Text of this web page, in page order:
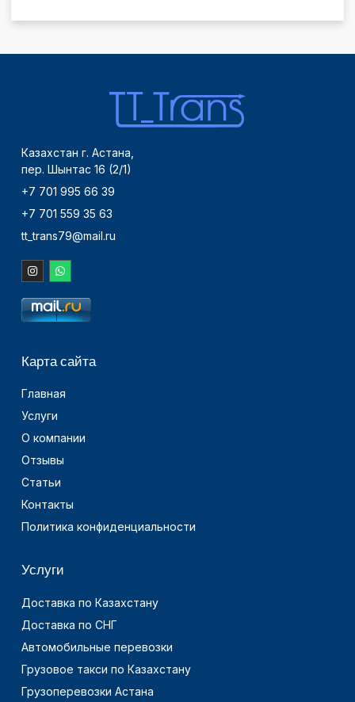
Казахстан г. Астана,
пер. Шынтас 16 (2/1)
+7 701 995 66 39
+7 701 559 35 63
tt_trans79@mail.ru
Карта сайта
Главная
Услуги
О компании
Отзывы
Статьи
Контакты
Политика конфиденциальности
Услуги
Доставка по Казахстану
Доставка по СНГ
Автомобильные перевозки
Грузовое такси по Казахстану
Грузоперевозки Астана